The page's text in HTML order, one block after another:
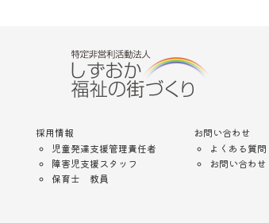
採用情報
児童発達支援管理責任者
障害児支援スタッフ
保育士 教員
お問い合わせ
よくある質問
お問い合わせ